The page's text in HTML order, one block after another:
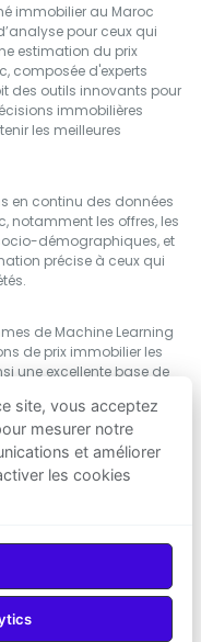
immobilier au Maroc
pour ceux qui
estimation du prix
composée d'experts
des outils innovants pour
immobilières
les meilleures
en continu des données
notamment les offres, les
démographiques, et
précise à ceux qui
de Machine Learning
de prix immobilier les
une excellente base de
Play
réservés.
site, vous acceptez
mesurer notre
et améliorer
les cookies